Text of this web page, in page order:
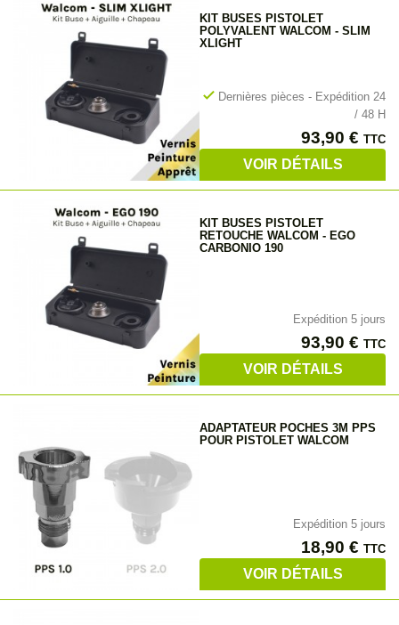
KIT BUSES PISTOLET
POLYVALENT WALCOM - SLIM
XLIGHT
check Dernières pièces - Expédition 24
/ 48 H
Prix
93,90 € TTC
VOIR DÉTAILS
KIT BUSES PISTOLET
RETOUCHE WALCOM - EGO
CARBONIO 190
Expédition 5 jours
Prix
93,90 € TTC
VOIR DÉTAILS
ADAPTATEUR POCHES 3M PPS
POUR PISTOLET WALCOM
Expédition 5 jours
Prix
18,90 € TTC
VOIR DÉTAILS